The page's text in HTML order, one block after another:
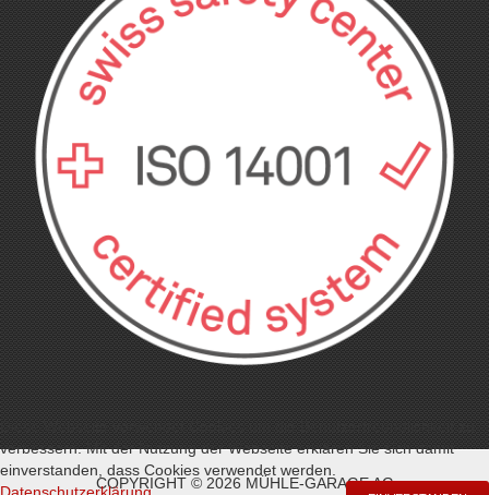
COPYRIGHT © 2026 MÜHLE-GARAGE AG
verbessern. Mit der Nutzung der Webseite erklären Sie sich damit
einverstanden, dass Cookies verwendet werden.